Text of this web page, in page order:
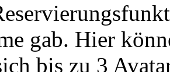
gab. Hier
bis zu 3